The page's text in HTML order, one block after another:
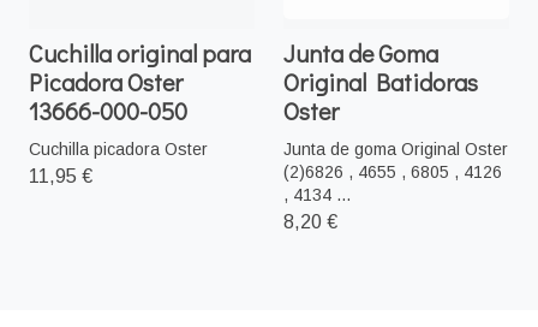
Cuchilla original para
Picadora Oster
13666-000-050
Cuchilla picadora Oster
11,95 €
Junta de Goma
Original Batidoras
Oster
Junta de goma Original Oster
(2)6826 , 4655 , 6805 , 4126
, 4134 ...
8,20 €